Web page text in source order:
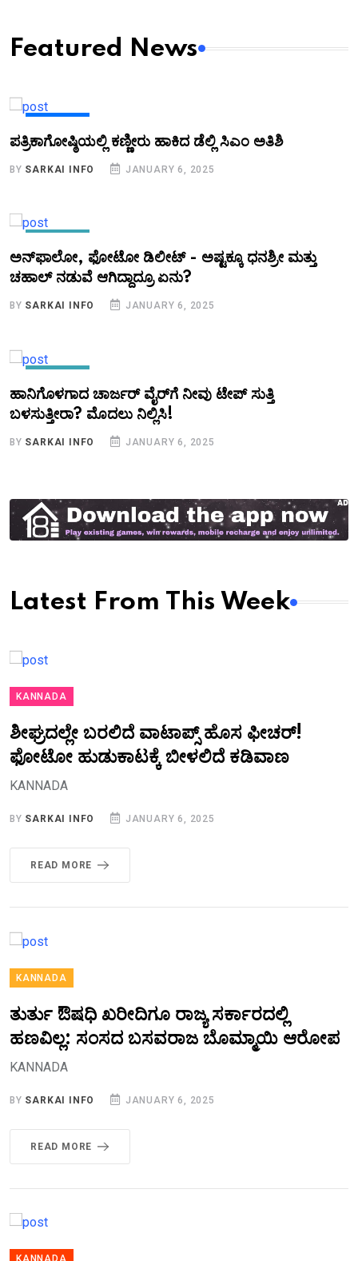
Featured News
ಪತ್ರಿಕಾಗೋಷ್ಠಿಯಲ್ಲಿ ಕಣ್ಣೀರು ಹಾಕಿದ ಡೆಲ್ಲಿ ಸಿಎಂ ಅತಿಶಿ
BY SARKAI INFO JANUARY 6, 2025
ಅನ್‌ಫಾಲೋ, ಫೋಟೋ ಡಿಲೀಟ್‌ - ಅಷ್ಟಕ್ಕೂ ಧನಶ್ರೀ ಮತ್ತು
ಚಹಾಲ್‌ ನಡುವೆ ಆಗಿದ್ದಾದ್ರೂ ಏನು?
BY SARKAI INFO JANUARY 6, 2025
ಹಾನಿಗೊಳಗಾದ ಚಾರ್ಜರ್ ವೈರ್‌ಗೆ ನೀವು ಟೇಪ್ ಸುತ್ತಿ
ಬಳಸುತ್ತೀರಾ? ಮೊದಲು ನಿಲ್ಲಿಸಿ!
BY SARKAI INFO JANUARY 6, 2025
Latest From This Week
KANNADA
ಶೀಘ್ರದಲ್ಲೇ ಬರಲಿದೆ ವಾಟಾಪ್ಸ್ ಹೊಸ ಫೀಚರ್!
ಫೋಟೋ ಹುಡುಕಾಟಕ್ಕೆ ಬೀಳಲಿದೆ ಕಡಿವಾಣ
KANNADA
BY SARKAI INFO JANUARY 6, 2025
READ MORE
KANNADA
ತುರ್ತು ಔಷಧಿ ಖರೀದಿಗೂ ರಾಜ್ಯ ಸರ್ಕಾರದಲ್ಲಿ
ಹಣವಿಲ್ಲ: ಸಂಸದ ಬಸವರಾಜ ಬೊಮ್ಮಾಯಿ ಆರೋಪ
KANNADA
BY SARKAI INFO JANUARY 6, 2025
READ MORE